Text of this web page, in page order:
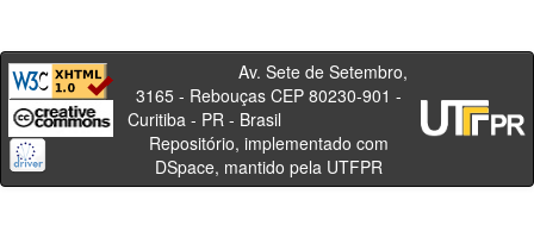
Av. Sete de Setembro,
3165 - Rebouças CEP 80230-901 -
Curitiba - PR - Brasil
Repositório, implementado com
DSpace, mantido pela UTFPR